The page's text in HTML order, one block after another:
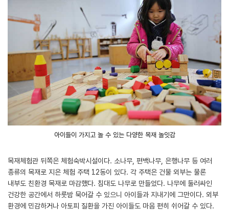
아이들이 가지고 놀 수 있는 다양한 목재 놀잇감
목재체험관 뒤쪽은 체험숙박시설이다. 소나무, 편백나무, 은행나무 등 여러
종류의 목재로 지은 체험 주택 12동이 있다. 각 주택은 건물 외부는 물론
내부도 친환경 목재로 마감했다. 침대도 나무로 만들었다. 나무에 둘러싸인
건강한 공간에서 하룻밤 묵어갈 수 있으니 아이들과 지내기에 그만이다. 외부
환경에 민감하거나 아토피 질환을 가진 아이들도 마음 편히 쉬어갈 수 있다.